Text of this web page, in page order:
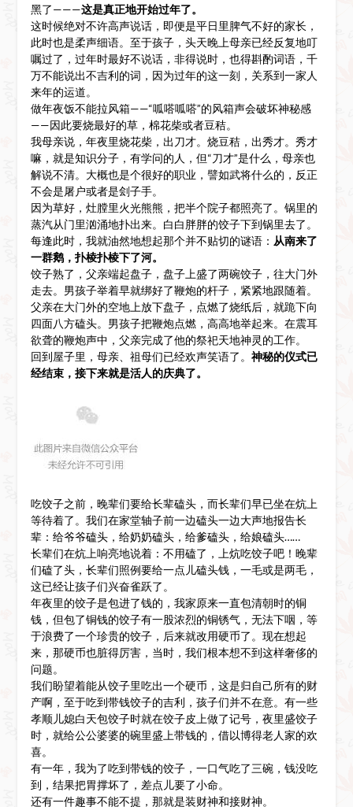
黑了———这是真正地开始过年了。
这时候绝对不许高声说话，即便是平日里脾气不好的家长，
此时也是柔声细语。至于孩子，头天晚上母亲已经反复地叮
嘱过了，过年时最好不说话，非得说时，也得斟酌词语，千
万不能说出不吉利的词，因为过年的这一刻，关系到一家人
来年的运道。
做年夜饭不能拉风箱——“呱嗒呱嗒”的风箱声会破坏神秘感
——因此要烧最好的草，棉花柴或者豆秸。
我母亲说，年夜里烧花柴，出刀才。烧豆秸，出秀才。秀才
嘛，就是知识分子，有学问的人，但“刀才”是什么，母亲也
解说不清。大概也是个很好的职业，譬如武将什么的，反正
不会是屠户或者是刽子手。
因为草好，灶膛里火光熊熊，把半个院子都照亮了。锅里的
蒸汽从门里汹涌地扑出来。白白胖胖的饺子下到锅里去了。
每逢此时，我就油然地想起那个并不贴切的谜语： 从南来了
一群鹅，扑棱扑棱下了河。
饺子熟了，父亲端起盘子，盘子上盛了两碗饺子，往大门外
走去。男孩子举着早就绑好了鞭炮的杆子，紧紧地跟随着。
父亲在大门外的空地上放下盘子，点燃了烧纸后，就跪下向
四面八方磕头。男孩子把鞭炮点燃，高高地举起来。在震耳
欲聋的鞭炮声中，父亲完成了他的祭祀天地神灵的工作。
回到屋子里，母亲、祖母们已经欢声笑语了。 神秘的仪式已
经结束，接下来就是活人的庆典了。
吃饺子之前，晚辈们要给长辈磕头，而长辈们早已坐在炕上
等待着了。我们在家堂轴子前一边磕头一边大声地报告长
辈：给爷爷磕头，给奶奶磕头，给爹磕头，给娘磕头……
长辈们在炕上响亮地说着：不用磕了，上炕吃饺子吧！晚辈
们磕了头，长辈们照例要给一点儿磕头钱，一毛或是两毛，
这已经让孩子们兴奋雀跃了。
年夜里的饺子是包进了钱的，我家原来一直包清朝时的铜
钱，但包了铜钱的饺子有一股浓烈的铜锈气，无法下咽，等
于浪费了一个珍贵的饺子，后来就改用硬币了。现在想起
来，那硬币也脏得厉害，当时，我们根本想不到这样奢侈的
问题。
我们盼望着能从饺子里吃出一个硬币，这是归自己所有的财
产啊，至于吃到带钱饺子的吉利，孩子们并不在意。有一些
孝顺儿媳白天包饺子时就在饺子皮上做了记号，夜里盛饺子
时，就给公公婆婆的碗里盛上带钱的，借以博得老人家的欢
喜。
有一年，我为了吃到带钱的饺子，一口气吃了三碗，钱没吃
到，结果把胃撑坏了，差点儿要了小命。
还有一件趣事不能不提，那就是装财神和接财神。